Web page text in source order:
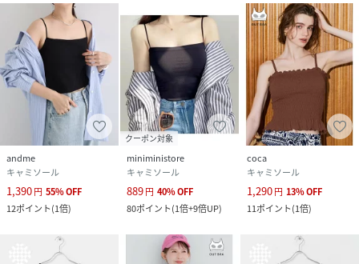
andme
キャミソール
1,390円 55%OFF
12ポイント(1倍)
クーポン対象
miniministore
キャミソール
889円 40%OFF
80ポイント(1倍+9倍UP)
coca
キャミソール
1,290円 13%OFF
11ポイント(1倍)